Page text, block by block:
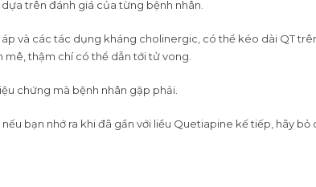
trên đánh giá của từng bệnh nhân.
và các tác dụng kháng cholinergic, có thể kéo dài QT
thậm chí có thể dẫn tới tử vong.
chứng mà bệnh nhân gặp phải.
bạn nhớ ra khi đã gần với liều Quetiapine kế tiếp, hãy bỏ